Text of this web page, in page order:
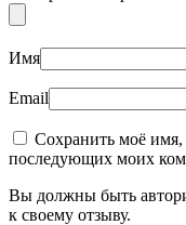
Имя
Email
Сохранить моё имя,
последующих моих
Вы должны быть
к своему отзыву.